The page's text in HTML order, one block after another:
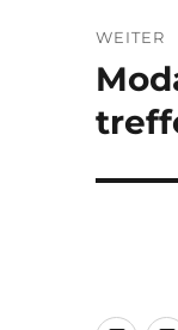
WEITER
Beitrag: